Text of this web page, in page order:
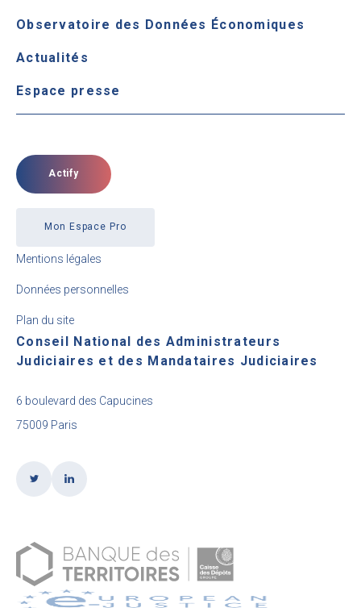
Observatoire des Données Économiques
Actualités
Espace presse
Actify
Mon Espace Pro
Mentions légales
Données personnelles
Plan du site
Conseil National des Administrateurs
Judiciaires et des Mandataires Judiciaires
6 boulevard des Capucines
75009 Paris